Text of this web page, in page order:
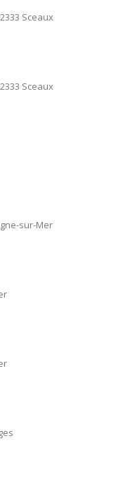
Sceaux
Sceaux
sur-Mer